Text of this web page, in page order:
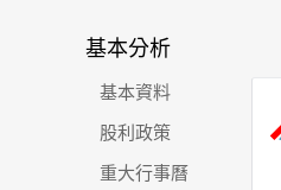
基本分析
基本資料
股利政策
重大行事曆